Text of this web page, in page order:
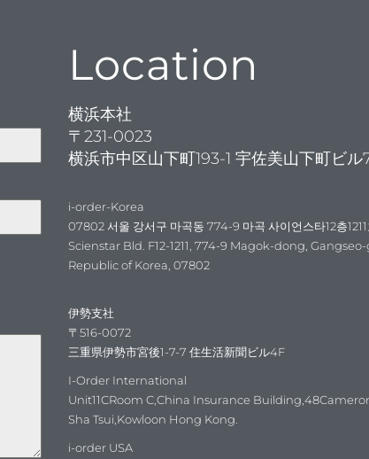
Location
横浜本社
〒231-0023
横浜市中区山下町193-1 宇佐美山下町ビル
i-order-Korea
07802 서울 강서구 마곡동 774-9 마곡 사이언스타12층1211
Scienstar Bld. F12-1211, 774-9 Magok-dong, Gangseo-
Republic of Korea, 07802
伊勢支社
〒516-0072
三重県伊勢市宮後1-7-7 住生活新聞ビル4F
I-Order International
Unit11CRoom C,China Insurance
Sha Tsui,Kowloon Hong Kong.
i-order USA